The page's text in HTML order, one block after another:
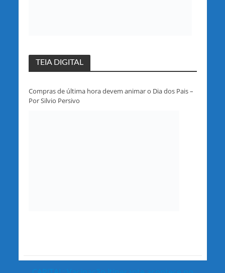
TEIA DIGITAL
Compras de última hora devem animar o Dia dos Pais –
Por Silvio Persivo